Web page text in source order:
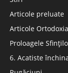
Articole preluate
Articole
Proloagele
6. Acatiste